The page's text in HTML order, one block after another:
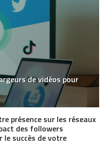
de vidéos pour
présence sur les réseaux
des followers
succès de votre